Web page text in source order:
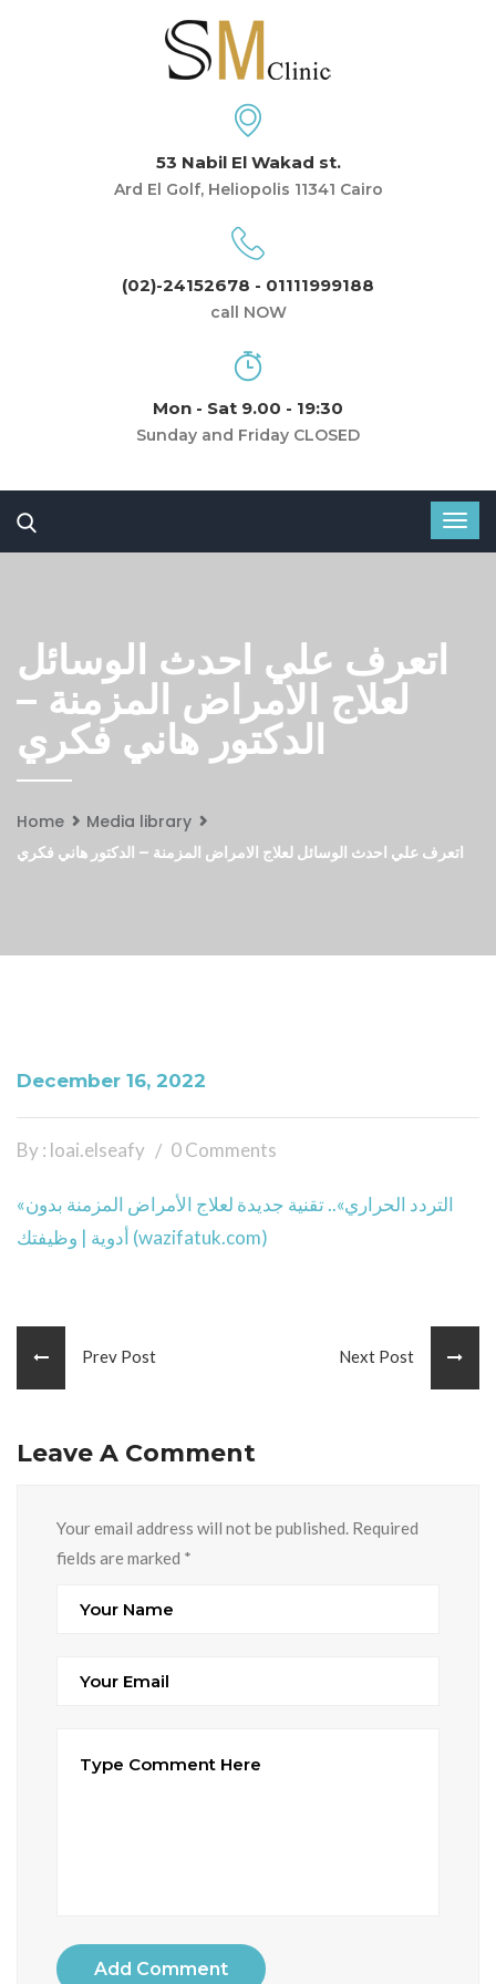
53 Nabil El Wakad st.
Ard El Golf, Heliopolis 11341 Cairo
(02)-24152678 - 01111999188
call NOW
Mon - Sat 9.00 - 19:30
Sunday and Friday CLOSED
اتعرف علي احدث الوسائل
لعلاج الامراض المزمنة –
الدكتور هاني فكري
Home
Media library
اتعرف علي احدث الوسائل لعلاج الامراض المزمنة – الدكتور هاني فكري
December 16, 2022
By : loai.elseafy 0 Comments
«التردد الحراري».. تقنية جديدة لعلاج الأمراض المزمنة بدون
أدوية | وظيفتك (wazifatuk.com)
Prev Post Next Post
Leave A Comment
Your email address will not be published. Required
fields are marked *
Add Comment